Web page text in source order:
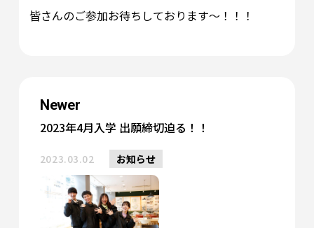
皆さんのご参加お待ちしております～！！！
Newer
2023年4月入学 出願締切迫る！！
2023.03.02 お知らせ